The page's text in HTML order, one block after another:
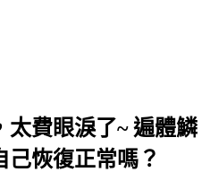
太費眼淚了~ 遍體鱗
恢復正常嗎？